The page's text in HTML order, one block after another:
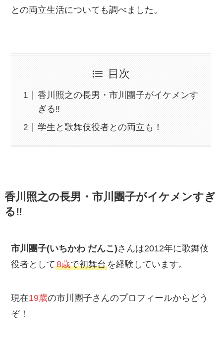
との両立生活についても調べました。
目次
香川照之の長男・市川團子がイケメンす
ぎる‼
学生と歌舞伎役者との両立も！
香川照之の長男・市川團子がイケメンすぎ
る‼
市川團子(いちかわ だんこ)さんは2012年に歌舞伎
役者として8歳で初舞台を経験しています。
現在19歳の市川團子さんのプロフィールからどう
ぞ！